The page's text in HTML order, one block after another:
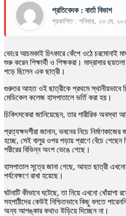
প্রতিবেদক : বার্তা বিভাগ
প্রকাশিত : শনিবার, ২৩ মে,
ভো‌রে আচমকাই চিৎকারে কেঁপে ওঠে চরমোনাই
শুরু করেন শিক্ষার্থী ও শিক্ষকরা। মাদ্রাসার
পড়ে ছিলেন এক ছাত্রী।
গুরুতর আহত ওই ছাত্রীকে প্রথমে স্থানীয়ভাবে
মেডিকেল কলেজ হাসপাতালে ভর্তি করা হয়।
চিকিৎসকেরা জানিয়েছেন, তার শারীরিক
প্রত্যক্ষদর্শীরা জানান, ভবনের নিচে
হচ্ছে, সেই বালুর ওপর পড়ায় প্রাণে বেঁচে
শরীরের বিভিন্ন অংশ ভেঙে গেছে।
হাসপাতাল সূত্রে জানা গেছে, আহত ছাত্রী এখনো
পর্যবেক্ষণে রাখা হয়েছে।
ঘটনাটি কীভাবে ঘটেছে, তা নিয়ে এখনো ধোঁয়াশা
সহপাঠীদের কেউই নিশ্চিতভাবে কিছু বলতে
অন্য আশঙ্কার কথাও উড়িয়ে দিচ্ছেন না।